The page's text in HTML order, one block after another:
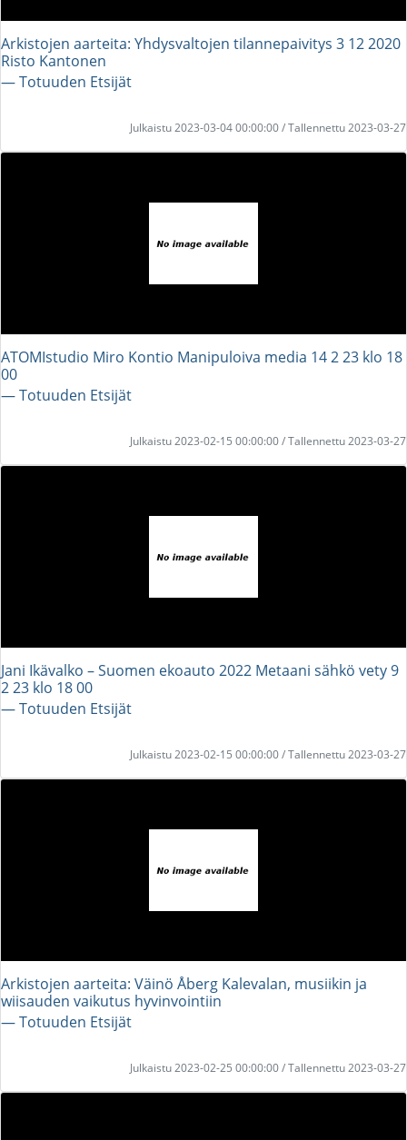
Arkistojen aarteita: Yhdysvaltojen tilannepaivitys 3 12 2020
Risto Kantonen
― Totuuden Etsijät
Julkaistu 2023-03-04 00:00:00 / Tallennettu 2023-03-27
ATOMIstudio Miro Kontio Manipuloiva media 14 2 23 klo 18
00
― Totuuden Etsijät
Julkaistu 2023-02-15 00:00:00 / Tallennettu 2023-03-27
Jani Ikävalko – Suomen ekoauto 2022 Metaani sähkö vety 9
2 23 klo 18 00
― Totuuden Etsijät
Julkaistu 2023-02-15 00:00:00 / Tallennettu 2023-03-27
Arkistojen aarteita: Väinö Åberg Kalevalan, musiikin ja
wiisauden vaikutus hyvinvointiin
― Totuuden Etsijät
Julkaistu 2023-02-25 00:00:00 / Tallennettu 2023-03-27